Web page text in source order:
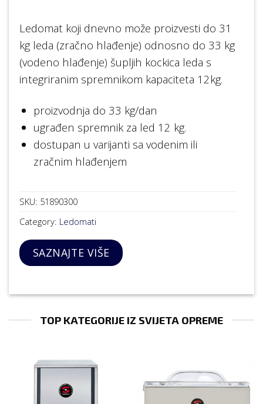
Ledomat koji dnevno može proizvesti do 31
kg leda (zračno hlađenje) odnosno do 33 kg
(vodeno hlađenje) šupljih kockica leda s
integriranim spremnikom kapaciteta 12kg.
proizvodnja do 33 kg/dan
ugrađen spremnik za led 12 kg.
dostupan u varijanti sa vodenim ili
zračnim hlađenjem
SKU: 51890300
Category: Ledomati
SAZNAJTE VIŠE
TOP KATEGORIJE IZ SVIJETA OPREME